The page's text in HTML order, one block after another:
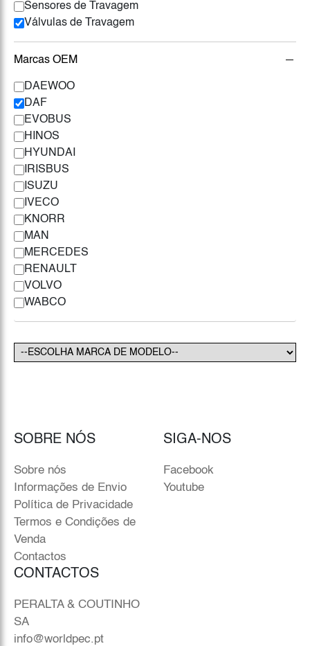
Sensores de Travagem
Válvulas de Travagem
Marcas OEM
DAEWOO
DAF
EVOBUS
HINOS
HYUNDAI
IRISBUS
ISUZU
IVECO
KNORR
MAN
MERCEDES
RENAULT
VOLVO
WABCO
SOBRE NÓS
Sobre nós
Informações de Envio
Política de Privacidade
Termos e Condições de
Venda
Contactos
SIGA-NOS
Facebook
Youtube
CONTACTOS
PERALTA & COUTINHO
SA
info@worldpec.pt